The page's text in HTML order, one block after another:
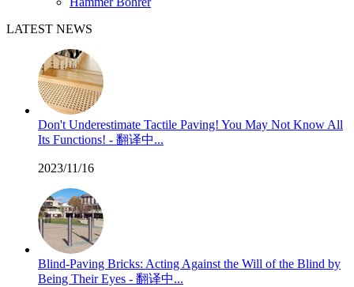
LATEST NEWS
Don't Underestimate Tactile Paving! You May Not Know All
Its Functions! - 翻译中...
2023/11/16
Blind-Paving Bricks: Acting Against the Will of the Blind by
Being Their Eyes - 翻译中...